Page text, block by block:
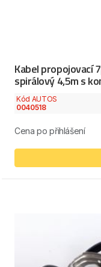
Kabel propojovací
spirálový 4,5m s
Kód AUTOS
0040518
Cena po přihlášení